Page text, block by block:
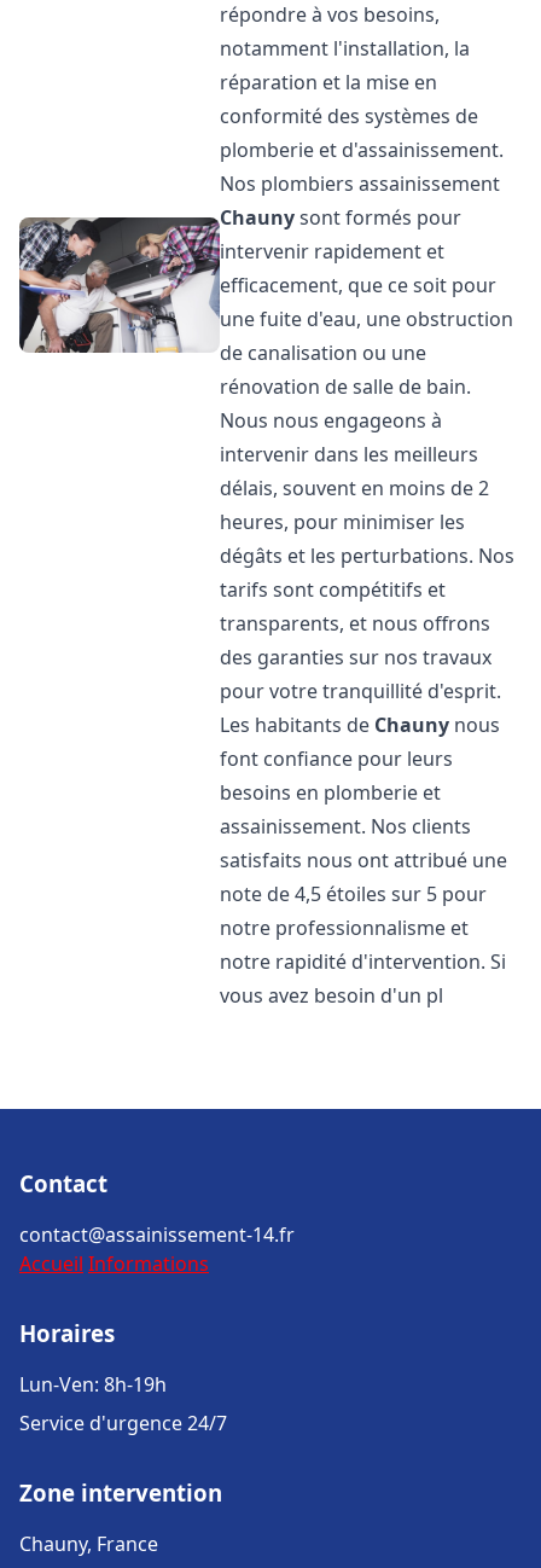
répondre à vos besoins,
notamment l'installation, la
réparation et la mise en
conformité des systèmes de
plomberie et d'assainissement.
Nos plombiers assainissement
Chaunysont formés pour
intervenir rapidement et
efficacement, que ce soit pour
une fuite d'eau, une obstruction
de canalisation ou une
rénovation de salle de bain.
Nous nous engageons à
intervenir dans les meilleurs
délais, souvent en moins de 2
heures, pour minimiser les
dégâts et les perturbations. Nos
tarifs sont compétitifs et
transparents, et nous offrons
des garanties sur nos travaux
pour votre tranquillité d'esprit.
Les habitants de Chauny nous
font confiance pour leurs
besoins en plomberie et
assainissement. Nos clients
satisfaits nous ont attribué une
note de 4,5 étoiles sur 5 pour
notre professionnalisme et
notre rapidité d'intervention. Si
vous avez besoin d'un pl
Contact
contact@assainissement-14.fr
Accueil Informations
Horaires
Lun-Ven: 8h-19h
Service d'urgence 24/7
Zone intervention
Chauny, France